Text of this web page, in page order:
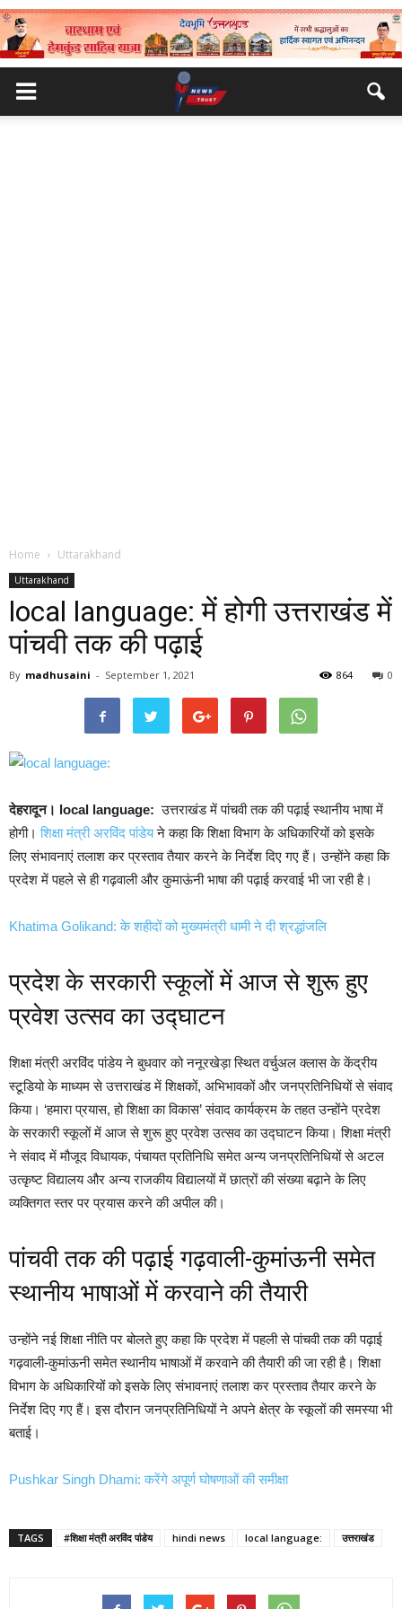
Home Uttarakhand
Uttarakhand
local language: में होगी उत्तराखंड में
पांचवी तक की पढ़ाई
By madhusaini - September 1, 2021 0
864
देहरादून। local language: उत्तराखंड में पांचवी तक की पढ़ाई स्थानीय भाषा में
होगी।शिक्षा मंत्री अरविंद पांडेयने कहा कि शिक्षा विभाग के अधिकारियों को इसके
लिए संभावनाएं तलाश कर प्रस्ताव तैयार करने के निर्देश दिए गए हैं। उन्होंने कहा कि
प्रदेश में पहले से ही गढ़वाली और कुमाऊंनी भाषा की पढ़ाई करवाई भी जा रही है।
Khatima Golikand: के शहीदों को मुख्यमंत्री धामी ने दी श्रद्धांजलि
प्रदेश के सरकारी स्कूलों में आज से शुरू हुए
प्रवेश उत्सव का उद्घाटन
शिक्षा मंत्री अरविंद पांडेय ने बुधवार को ननूरखेड़ा स्थित वर्चुअल क्लास के केंद्रीय
स्टूडियो के माध्यम से उत्तराखंड में शिक्षकों, अभिभावकों और जनप्रतिनिधियों से संवाद
किया। ‘हमारा प्रयास, हो शिक्षा का विकास’ संवाद कार्यक्रम के तहत उन्होंने प्रदेश
के सरकारी स्कूलों में आज से शुरू हुए प्रवेश उत्सव का उद्घाटन किया। शिक्षा मंत्री
ने संवाद में मौजूद विधायक, पंचायत प्रतिनिधि समेत अन्य जनप्रतिनिधियों से अटल
उत्कृष्ट विद्यालय और अन्य राजकीय विद्यालयों में छात्रों की संख्या बढ़ाने के लिए
व्यक्तिगत स्तर पर प्रयास करने की अपील की।
पांचवी तक की पढ़ाई गढ़वाली-कुमांऊनी समेत
स्थानीय भाषाओं में करवाने की तैयारी
उन्होंने नई शिक्षा नीति पर बोलते हुए कहा कि प्रदेश में पहली से पांचवी तक की पढ़ाई
गढ़वाली-कुमांऊनी समेत स्थानीय भाषाओं में करवाने की तैयारी की जा रही है। शिक्षा
विभाग के अधिकारियों को इसके लिए संभावनाएं तलाश कर प्रस्ताव तैयार करने के
निर्देश दिए गए हैं। इस दौरान जनप्रतिनिधियों ने अपने क्षेत्र के स्कूलों की समस्या भी
बताई।
Pushkar Singh Dhami: करेंगे अपूर्ण घोषणाओं की समीक्षा
TAGS #शिक्षा मंत्री अरविंद पांडेय hindi news local language: उत्तराखंड